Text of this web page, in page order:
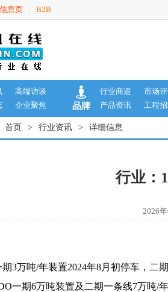
息页 B2B
高端访谈
企业聚焦 品牌
行业商道
市场
产品资讯
工程
首页 > 行业资讯 > 详细信息
行业：
2026
3万吨/年装置2024年8月初停车，二
一期6万吨装置及二期一条线7万吨/